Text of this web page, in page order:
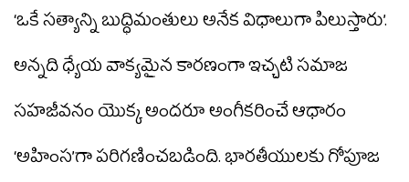
‘ఒకే సత్యాన్ని బుద్ధిమంతులు అనేక విధాలుగా పిలుస్తారు’.
అన్నది ధ్యేయ వాక్యమైన కారణంగా ఇచ్చటి సమాజ
సహజీవనం యొక్క అందరూ అంగీకరించే ఆధారం
‘అహింస’గా పరిగణించబడింది. భారతీయులకు గోపూజ